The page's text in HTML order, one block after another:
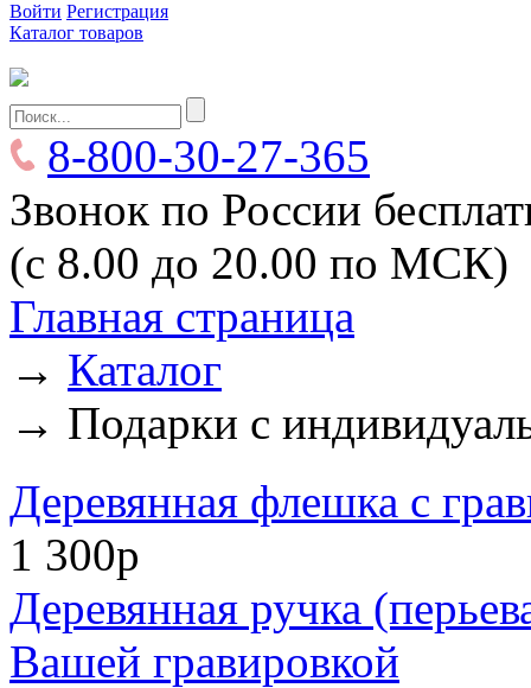
Войти Регистрация
Каталог товаров
8-800-30-27-365
Звонок по России
(с 8.00 до 20.00 по МСК)
Главная страница
→ Каталог
→ Подарки с
Деревянная флешка с
1 300р
Деревянная ручка
Вашей гравировкой